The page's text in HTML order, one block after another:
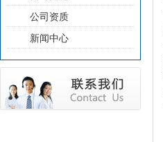
公司资质
新闻中心